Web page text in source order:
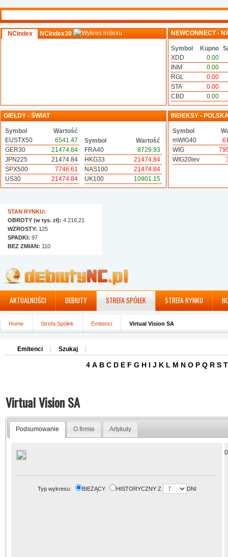
NCIndex NCIndex30 NEWCONNECT -
Symbol Kupno
XDD
0.00
INM
0.00
RGL
0.00
STA
0.00
CBD
0.00
GIEŁDY - ŚWIAT
Symbol
Wartość
EUSTX50
6541.47
GER30
21474.84
JPN225
21474.84
SPX500
7746.61
US30
21474.84
Symbol
Wartość
FRA40
8729.93
HKG33
21474.84
NAS100
21474.84
UK100
10901.15
INDEKSY -
Symbol
mWIG40
WIG
WIG20lev
STAN RYNKU:
OBROTY (w tys. zł): 4 216,21
WZROSTY: 125
SPADKI: 97
BEZ ZMIAN: 110
AKTUALNOŚCI DEBIUTY STREFA SPÓŁEK STREFA RYNKU
Home Strefa Spółek Emitenci Virtual Vision SA
Emitenci Szukaj
4 A B C D E F G H I J K L M N O P Q R S T
Virtual Vision SA
Podsumowanie O firmie Artykuły
Typ wykresu: BIEŻĄCY HISTORYCZNY Z DNI